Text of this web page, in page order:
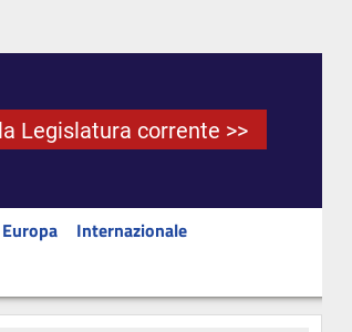
Legislatura corrente >>
Europa
Internazionale